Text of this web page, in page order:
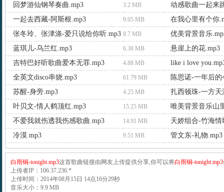
回梦游仙钢琴奏曲.mp3 3.2 MB
动感歌曲一起来
一起去西藏-阿斯根.mp3
9.05 MB
在我心里有个你
张冬玲、张津涤-爱只说给你听.mp3 8.7 MB
优美背景音乐
蓝琪儿-乌兰红.mp3
6.38 MB
悬崖上的花.mp3
吉特巴好听歌曲爱本无罪.mp3
4.88 MB
like i love
全英文disco串烧.mp3
61.79 MB
陈思诺-一年后的
苏醒-身旁.mp3
4.25 MB
扎西顿珠-一方天
叶贝文-情人鹤顶红.mp3
15.25 MB
唯美背景音乐山
不爱我就伤透我伤感歌曲.mp3
14.91 MB
天娇组合-竹海情
冷漠.mp3
9.51 MB 管文东-礼物.mp3
白雨铜-tonight.mp3这首歌曲链接由网友上传提供分享,你可以将白雨铜-tonight.mp3
上传者IP：106.37.236.*
上传时间：2014年08月15日 14点16分29秒
音乐大小：9.9 MB